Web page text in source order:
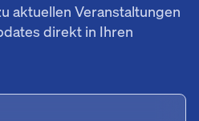
aktuellen Veranstaltungen
direkt in Ihren